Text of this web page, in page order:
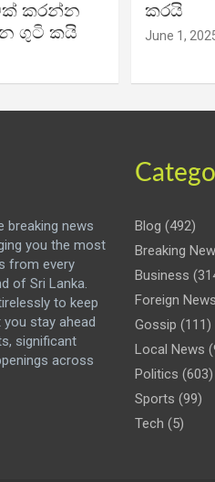
කරන්න
ගුටි කයි
කරයි
June 1,
breaking news
you the most
from every
of Sri Lanka.
to keep
stay ahead
significant
across
Blog (492)
Breaking
Business
Foreign News
Gossip (111)
Local News
Politics (603)
Sports (99)
Tech (5)